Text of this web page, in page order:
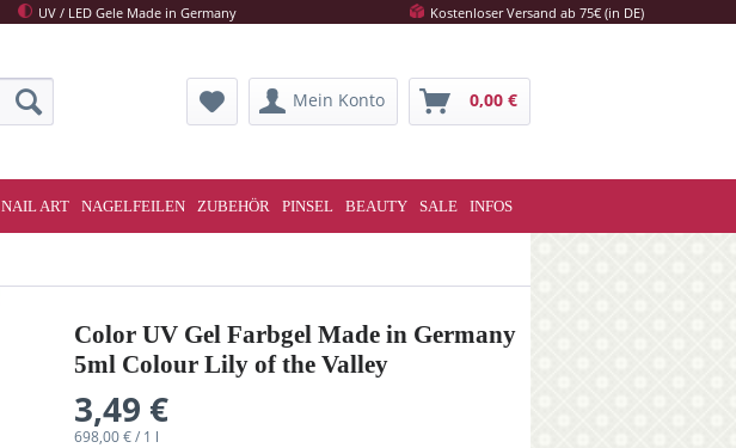
UV / LED Gele Made in Germany Kostenloser Versand ab 75€ (in DE)
Mein Konto 0,00 €
NAIL ART NAGELFEILEN ZUBEHÖR PINSEL BEAUTY SALE INFOS
Color UV Gel Farbgel Made in Germany
5ml Colour Lily of the Valley
3,49 €
698,00 € / 1 l